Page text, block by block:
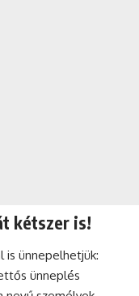
kétszer is!
is ünnepelhetjük:
ünneplés